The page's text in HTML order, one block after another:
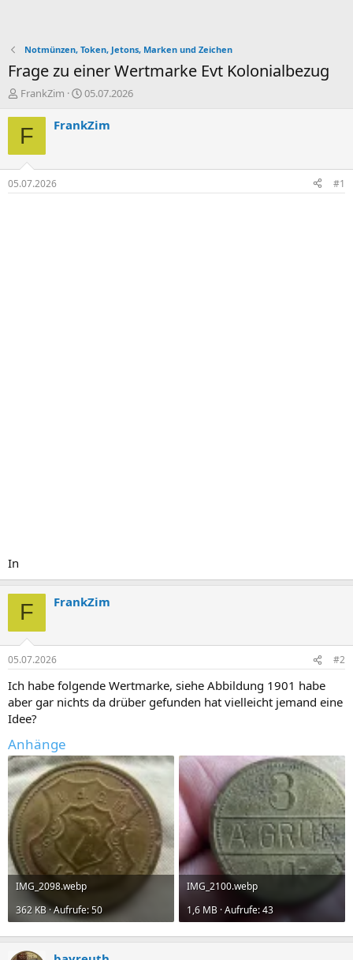
Notmünzen, Token, Jetons, Marken und Zeichen
Frage zu einer Wertmarke Evt Kolonialbezug
E
s
e
FrankZim
E
s
t
05.07.2026
F FrankZim
05.07.2026 #1
In
F FrankZim
05.07.2026 #2
Ich habe folgende Wertmarke, siehe Abbildung 1901 habe
aber gar nichts da drüber gefunden hat vielleicht jemand eine
Idee?
Anhänge
IMG_2098.webp
362 KB · Aufrufe: 50
IMG_2100.webp
1,6 MB · Aufrufe: 43